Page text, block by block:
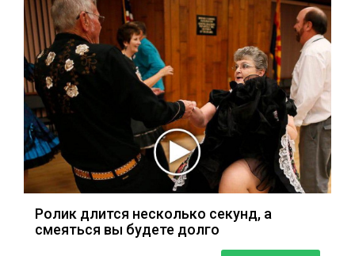
Ролик длится несколько секунд, а
смеяться вы будете долго